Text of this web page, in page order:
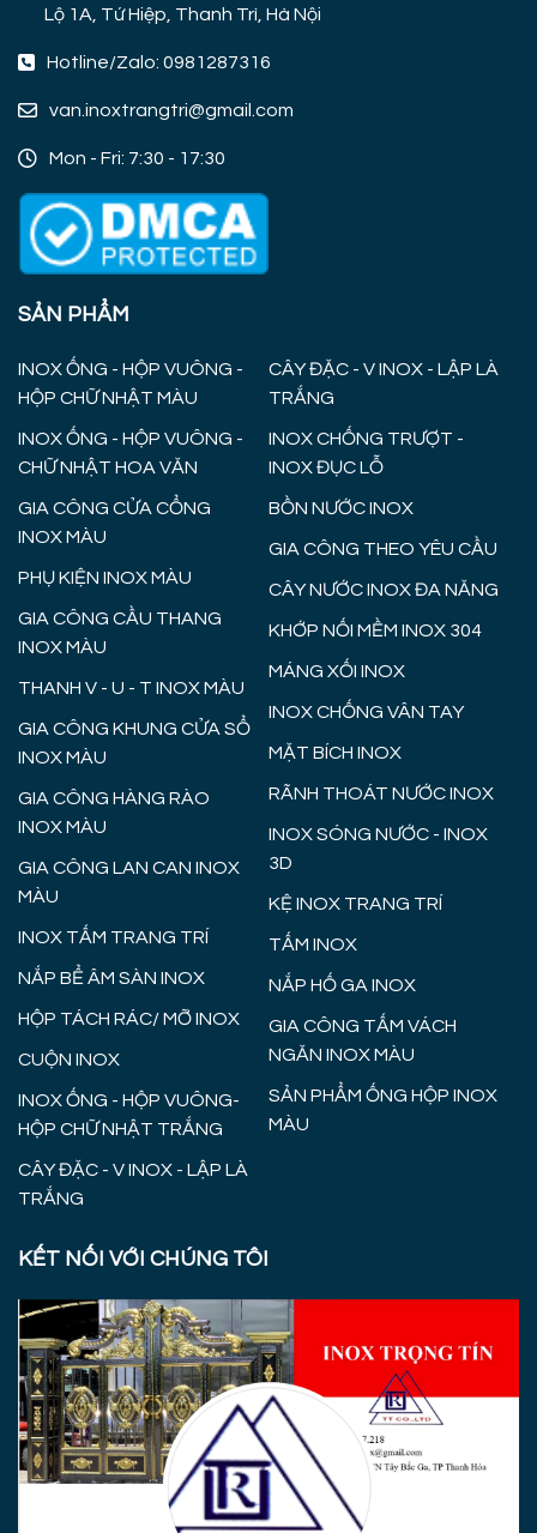
Lộ 1A, Tứ Hiệp, Thanh Trì, Hà Nội
Hotline/Zalo: 0981287316
van.inoxtrangtri@gmail.com
Mon - Fri: 7:30 - 17:30
SẢN PHẨM
INOX ỐNG - HỘP VUÔNG -
HỘP CHỮ NHẬT MÀU
INOX ỐNG - HỘP VUÔNG -
CHỮ NHẬT HOA VĂN
GIA CÔNG CỬA CỔNG
INOX MÀU
PHỤ KIỆN INOX MÀU
GIA CÔNG CẦU THANG
INOX MÀU
THANH V - U - T INOX MÀU
GIA CÔNG KHUNG CỬA SỔ
INOX MÀU
GIA CÔNG HÀNG RÀO
INOX MÀU
GIA CÔNG LAN CAN INOX
MÀU
INOX TẤM TRANG TRÍ
NẮP BỂ ÂM SÀN INOX
HỘP TÁCH RÁC/ MỠ INOX
CUỘN INOX
INOX ỐNG - HỘP VUÔNG-
HỘP CHỮ NHẬT TRẮNG
CÂY ĐẶC - V INOX - LẬP LÀ
TRẮNG
CÂY ĐẶC - V INOX - LẬP LÀ
TRẮNG
INOX CHỐNG TRƯỢT -
INOX ĐỤC LỖ
BỒN NƯỚC INOX
GIA CÔNG THEO YÊU CẦU
CÂY NƯỚC INOX ĐA NĂNG
KHỚP NỐI MỀM INOX 304
MÁNG XỐI INOX
INOX CHỐNG VÂN TAY
MẶT BÍCH INOX
RÃNH THOÁT NƯỚC INOX
INOX SÓNG NƯỚC - INOX
3D
KỆ INOX TRANG TRÍ
TẤM INOX
NẮP HỐ GA INOX
GIA CÔNG TẤM VÁCH
NGĂN INOX MÀU
SẢN PHẨM ỐNG HỘP INOX
MÀU
KẾT NỐI VỚI CHÚNG TÔI